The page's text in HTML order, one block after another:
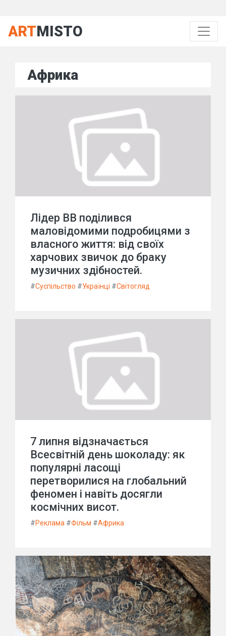
ARTMISTO
Африка
Лідер ВВ поділився
маловідомими подробицями з
власного життя: від своїх
харчових звичок до браку
музичних здібностей.
#Суспільство #Українці #Світогляд
7 липня відзначається
Всесвітній день шоколаду: як
популярні ласощі
перетворилися на глобальний
феномен і навіть досягли
космічних висот.
#Реклама #Фільм #Африка